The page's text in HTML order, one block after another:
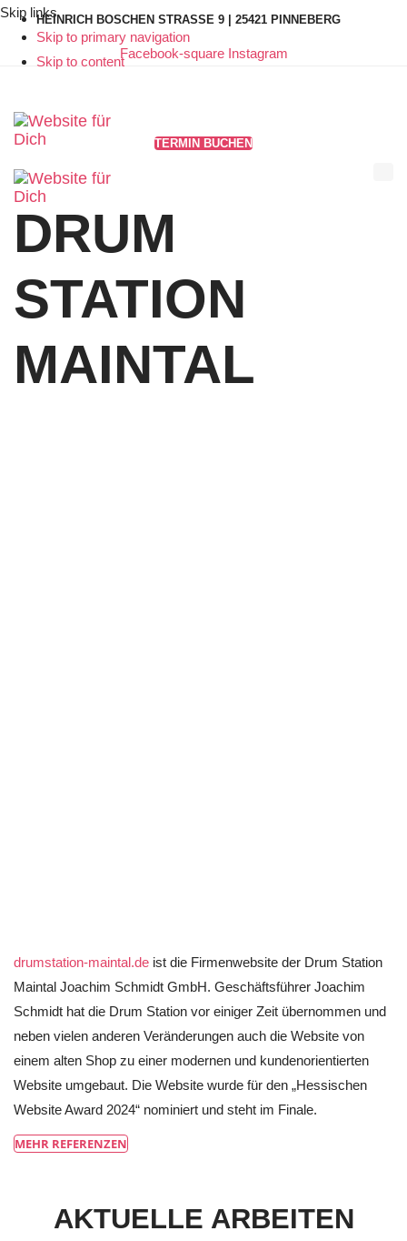
Skip links
Skip to primary navigation
Skip to content
HEINRICH BOSCHEN STRASSE 9 | 25421 PINNEBERG
Facebook-square Instagram
TERMIN BUCHEN
DRUM
STATION
MAINTAL
drumstation-maintal.de ist die Firmenwebsite der Drum Station
Maintal Joachim Schmidt GmbH. Geschäftsführer Joachim
Schmidt hat die Drum Station vor einiger Zeit übernommen und
neben vielen anderen Veränderungen auch die Website von
einem alten Shop zu einer modernen und kundenorientierten
Website umgebaut. Die Website wurde für den „Hessischen
Website Award 2024“ nominiert und steht im Finale.
MEHR REFERENZEN
AKTUELLE ARBEITEN